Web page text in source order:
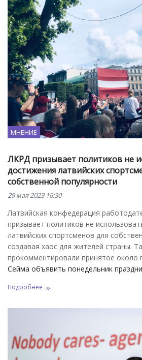
МНЕНИЕ
ЛКРД призывает политиков не
достижения латвийских
собственной популярности
29 мая 2023 16:30
Латвийская конфедерация
призывает политиков не
латвийских спортсменов для
создавая хаос для жителей страны.
прокомментировали принятое около
Сейма объявить понедельник
Подробнее